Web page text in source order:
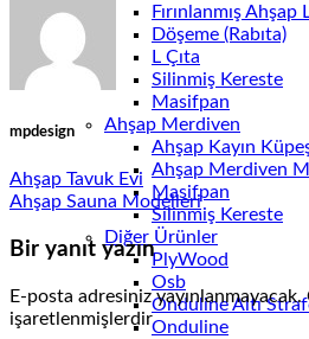
Fırınlanmış Ahşap
Döşeme (Rabıta)
L Çıta
Silinmiş Kereste
Masifpan
Ahşap Merdiven
Ahşap Kayın
Ahşap Merdiven
Masifpan
Silinmiş Kereste
Diğer Ürünler
PlyWood
Osb
Onduline Altı
Onduline
mpdesign
Ahşap Tavuk Evi
Ahşap Sauna Modelleri
Bir yanıt yazın
E-posta adresiniz yayınlanmayacak.
işaretlenmişlerdir